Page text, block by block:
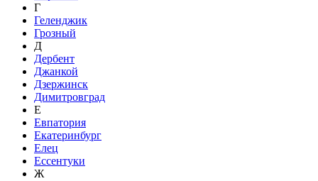
Г
Геленджик
Грозный
Д
Дербент
Джанкой
Дзержинск
Димитровград
Е
Евпатория
Екатеринбург
Елец
Ессентуки
Ж